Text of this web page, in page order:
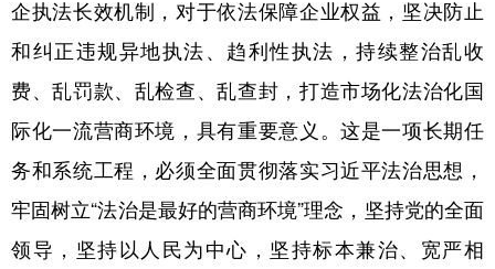
文化产业
地方频道
北京 天津 河北 山西
辽宁 吉林 上海 江苏
企执法长效机制，对于依法保障企业权益，坚决防止
和纠正违规异地执法、趋利性执法，持续整治乱收
费、乱罚款、乱检查、乱查封，打造市场化法治化国
际化一流营商环境，具有重要意义。这是一项长期任
务和系统工程，必须全面贯彻落实习近平法治思想，
牢固树立“法治是最好的营商环境”理念，坚持党的全面
领导，坚持以人民为中心，坚持标本兼治、宽严相